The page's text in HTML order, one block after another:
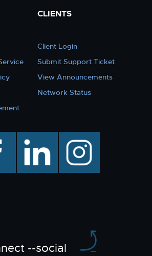
CLIENTS
Client Login
Submit Support Ticket
View Announcements
Network Status
linkedin instagram
--social